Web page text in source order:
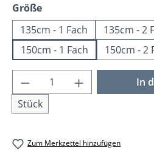
Größeauswählen
135cm - 1 Fach
135cm - 2
150cm - 1 Fach
150cm - 2
Produkt Anzahl: Gib
Stück
In
Zum Merkzettel hinzufügen